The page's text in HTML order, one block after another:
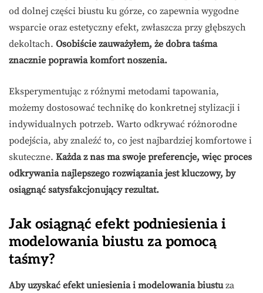
od dolnej części biustu ku górze, co zapewnia wygodne
wsparcie oraz estetyczny efekt, zwłaszcza przy głębszych
dekoltach. Osobiście zauważyłem, że dobra taśma
znacznie poprawia komfort noszenia.
Eksperymentując z różnymi metodami tapowania,
możemy dostosować technikę do konkretnej stylizacji i
indywidualnych potrzeb. Warto odkrywać różnorodne
podejścia, aby znaleźć to, co jest najbardziej komfortowe i
skuteczne. Każda z nas ma swoje preferencje, więc proces
odkrywania najlepszego rozwiązania jest kluczowy, by
osiągnąć satysfakcjonujący rezultat.
Jak osiągnąć efekt podniesienia i
modelowania biustu za pomocą
taśmy?
Aby uzyskać efekt uniesienia i modelowania biustuza